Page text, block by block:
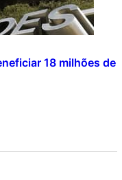
18 milhões de